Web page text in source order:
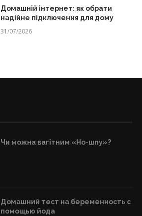
Домашній інтернет: як обрати
надійне підключення для дому
31/07/2026
Чи можна вагітним «Но-шпу»?
Домашний тест на беременность с
помощью йода